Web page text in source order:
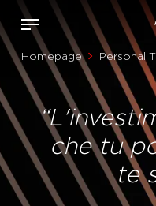
Homepage Personal
che tu
te